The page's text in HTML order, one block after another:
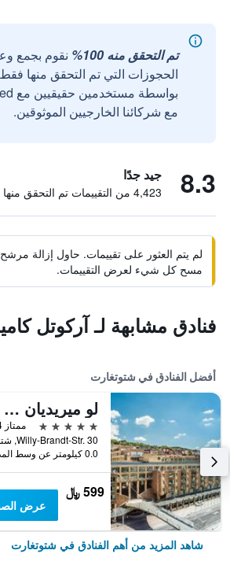
تم التحقق منه 100%
نقوم بجمع
الحجوزات التي تم التحقق منها
مع شركائنا الخارجيين الموثوقين.
8.3 جيد جدًا
4,423 من التقييمات تم التحقق منها
لم يتم العثور على تقييمات. حاول إزالة مرشح
مسح كل شيء لعرض التقييمات.
فنادق مشابهة لـ آركوتل
أفضل الفنادق في شتوتغارت
لو ميريديان شتوتغارت
5 نجوم
ممتاز 8.4
0.0 كيلومتر عن وسط المدينة
599 ﷼
عرض
شاهد المزيد من أهم الفنادق في شتوتغارت